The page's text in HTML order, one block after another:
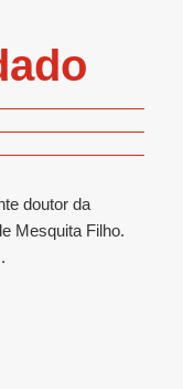
doutor da
Mesquita Filho.